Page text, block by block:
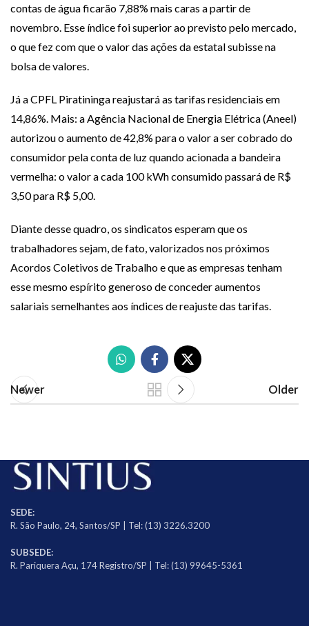
contas de água ficarão 7,88% mais caras a partir de
novembro. Esse índice foi superior ao previsto pelo mercado,
o que fez com que o valor das ações da estatal subisse na
bolsa de valores.
Já a CPFL Piratininga reajustará as tarifas residenciais em
14,86%. Mais: a Agência Nacional de Energia Elétrica (Aneel)
autorizou o aumento de 42,8% para o valor a ser cobrado do
consumidor pela conta de luz quando acionada a bandeira
vermelha: o valor a cada 100 kWh consumido passará de R$
3,50 para R$ 5,00.
Diante desse quadro, os sindicatos esperam que os
trabalhadores sejam, de fato, valorizados nos próximos
Acordos Coletivos de Trabalho e que as empresas tenham
esse mesmo espírito generoso de conceder aumentos
salariais semelhantes aos índices de reajuste das tarifas.
Newer Older
SEDE:
R. São Paulo, 24, Santos/SP | Tel: (13) 3226.3200
SUBSEDE:
R. Pariquera Açu, 174 Registro/SP | Tel: (13) 99645-5361